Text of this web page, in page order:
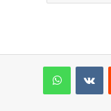
واتساب